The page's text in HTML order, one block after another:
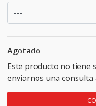
Agotado
Este producto no tiene
enviarnos una consulta